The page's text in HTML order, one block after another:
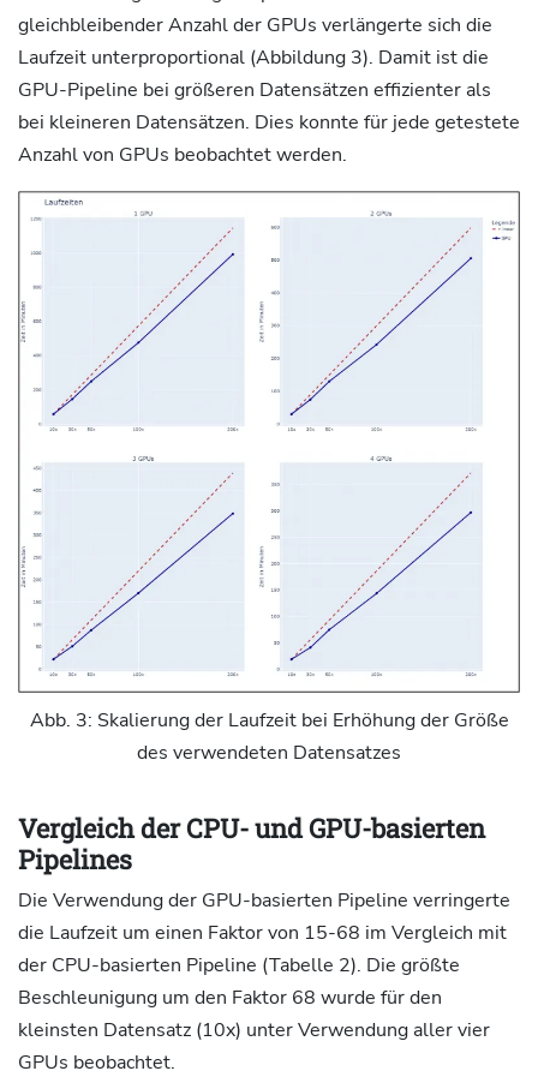
gleichbleibender Anzahl der GPUs verlängerte sich die
Laufzeit unterproportional (Abbildung 3). Damit ist die
GPU-Pipeline bei größeren Datensätzen effizienter als
bei kleineren Datensätzen. Dies konnte für jede getestete
Anzahl von GPUs beobachtet werden.
Abb. 3: Skalierung der Laufzeit bei Erhöhung der Größe
des verwendeten Datensatzes
Vergleich der CPU- und GPU-basierten
Pipelines
Die Verwendung der GPU-basierten Pipeline verringerte
die Laufzeit um einen Faktor von 15-68 im Vergleich mit
der CPU-basierten Pipeline (Tabelle 2). Die größte
Beschleunigung um den Faktor 68 wurde für den
kleinsten Datensatz (10x) unter Verwendung aller vier
GPUs beobachtet.